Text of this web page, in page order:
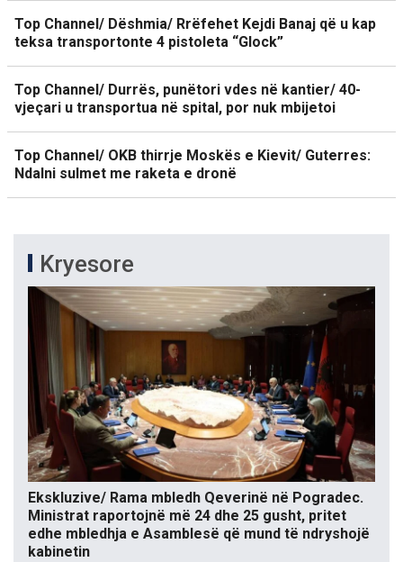
Top Channel/ Dëshmia/ Rrëfehet Kejdi Banaj që u kap
teksa transportonte 4 pistoleta “Glock”
Top Channel/ Durrës, punëtori vdes në kantier/ 40-
vjeçari u transportua në spital, por nuk mbijetoi
Top Channel/ OKB thirrje Moskës e Kievit/ Guterres:
Ndalni sulmet me raketa e dronë
Kryesore
Ekskluzive/ Rama mbledh Qeverinë në Pogradec.
Ministrat raportojnë më 24 dhe 25 gusht, pritet
edhe mbledhja e Asamblesë që mund të ndryshojë
kabinetin